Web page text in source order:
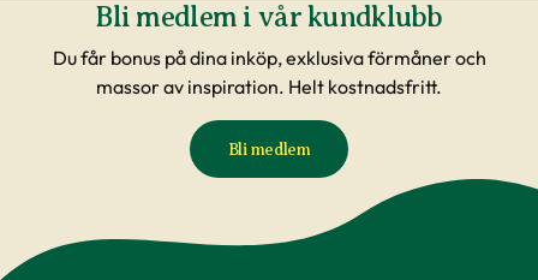
Bli medlem i vår kundklubb
Du får bonus på dina inköp, exklusiva förmåner och
massor av inspiration. Helt kostnadsfritt.
Bli medlem